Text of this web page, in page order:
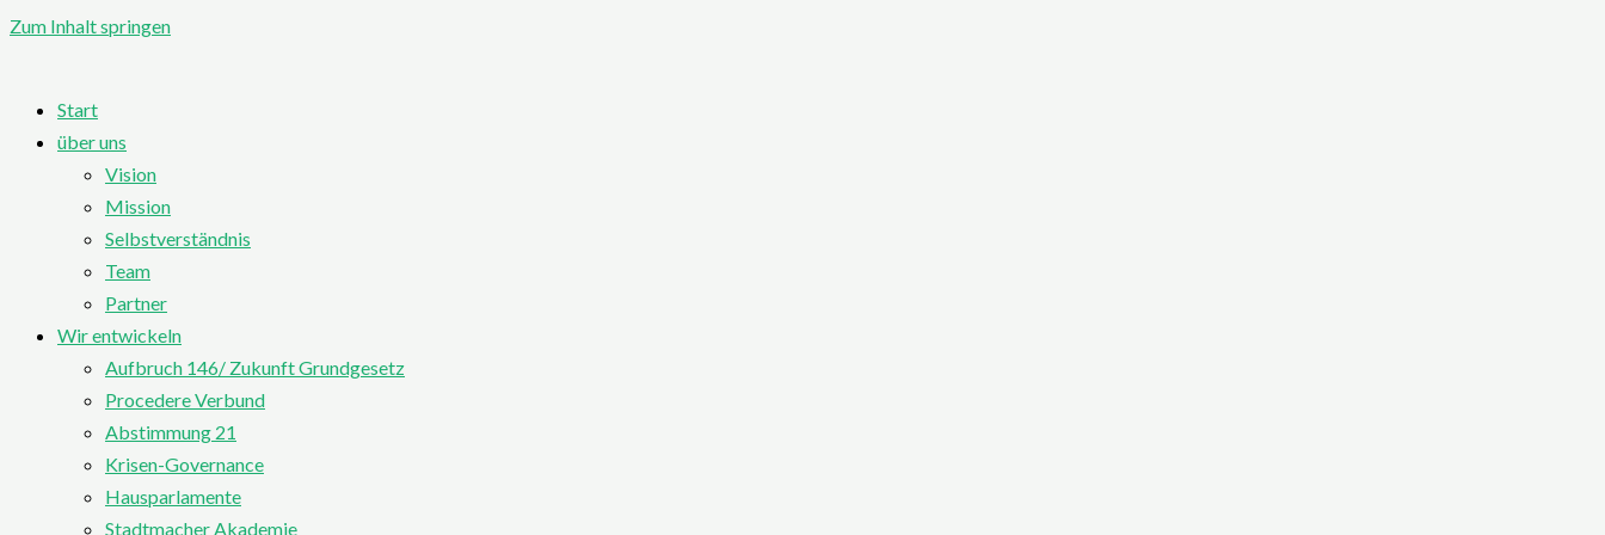
Zum Inhalt springen
Start
über uns
Vision
Mission
Selbstverständnis
Team
Partner
Wir entwickeln
Aufbruch 146/ Zukunft Grundgesetz
Procedere Verbund
Abstimmung 21
Krisen-Governance
Hausparlamente
Stadtmacher Akademie